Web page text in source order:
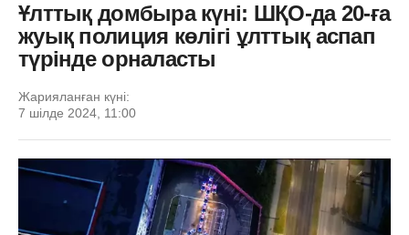
Ұлттық домбыра күні: ШҚО-да 20-ға
жуық полиция көлігі ұлттық аспап
түрінде орналасты
Жарияланған күні:
7 шілде 2024, 11:00